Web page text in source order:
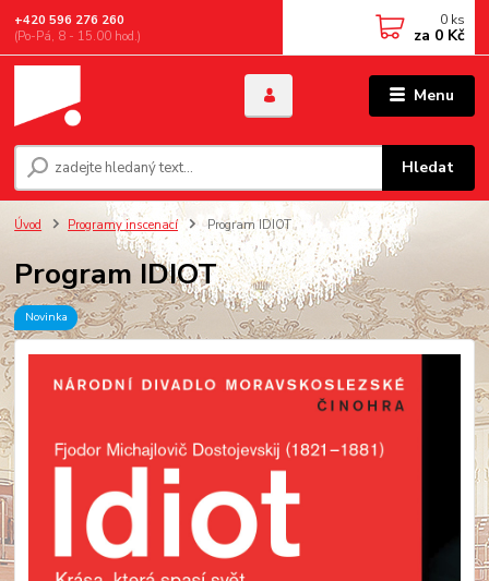
Menu
Hledat
+420 596 276 260
(Po-Pá, 8 - 15.00 hod.)
0 ks
za 0 Kč
Úvod Programy inscenací Program IDIOT
Program IDIOT
Novinka